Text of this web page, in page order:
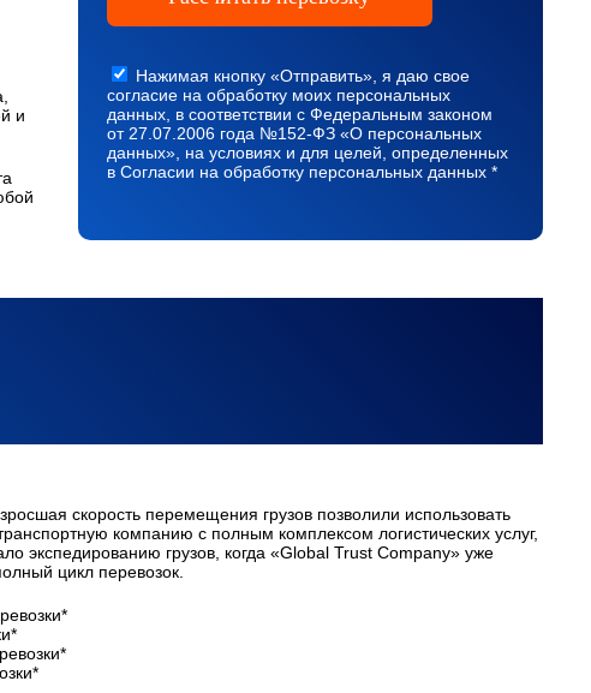
и
Нажимая кнопку «Отправить», я даю свое
согласие на обработку моих персональных
данных, в соответствии с Федеральным законом
от 27.07.2006 года №152-ФЗ «О персональных
данных», на условиях и для целей, определенных
в Согласии на обработку персональных данных *
скорость перемещения грузов позволили использовать
компанию с полным комплексом логистических услуг,
экспедированию грузов, когда «Global Trust Company» уже
цикл перевозок.